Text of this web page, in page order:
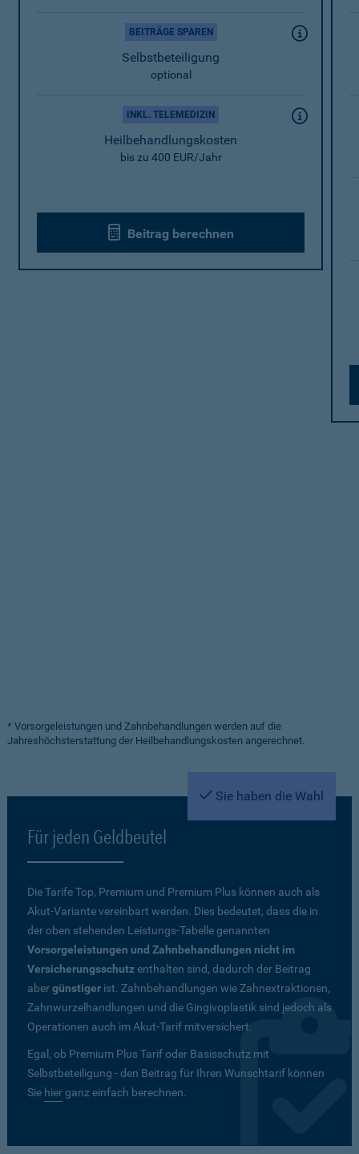
BEITRÄGE SPAREN
Selbstbeteiligung
optional
INKL. TELEMEDIZIN
Heilbehandlungskosten
bis zu 400 EUR/Jahr
Beitrag berechnen
* Vorsorgeleistungen und Zahnbehandlungen werden auf die
Jahreshöchsterstattung der Heilbehandlungskosten angerechnet.
Sie haben die Wahl
Für jeden Geldbeutel
Die Tarife Top, Premium und Premium Plus können auch als
Akut-Variante vereinbart werden. Dies bedeutet, dass die in
der oben stehenden Leistungs-Tabelle genannten
Vorsorgeleistungen und Zahnbehandlungen nicht im
Versicherungsschutzenthalten sind, dadurch der Beitrag
abergünstiger ist. Zahnbehandlungen wie Zahnextraktionen,
Zahnwurzelhandlungen und die Gingivoplastik sind jedoch als
Operationen auch im Akut-Tarif mitversichert.
Egal, ob Premium Plus Tarif oder Basisschutz mit
Selbstbeteiligung - den Beitrag für Ihren Wunschtarif können
Sie hierganz einfach berechnen.